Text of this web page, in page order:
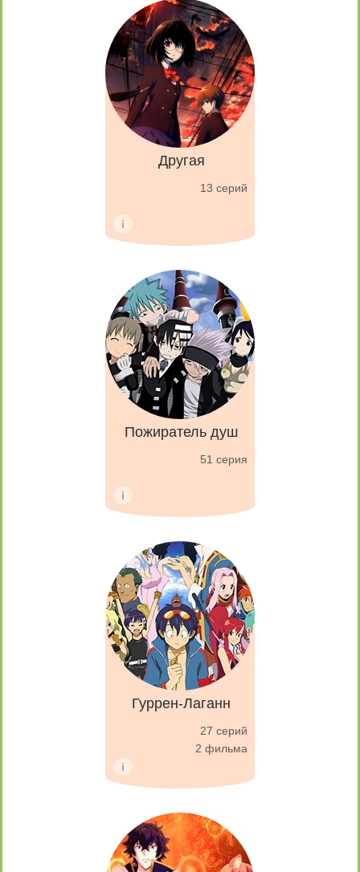
Другая
13 серий
Пожиратель душ
51 серия
Гуррен-Лаганн
27 серий
2 фильма